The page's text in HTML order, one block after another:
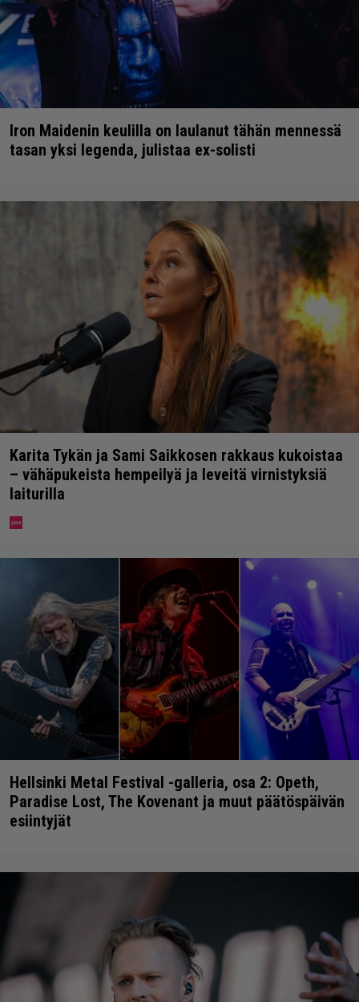
Iron Maidenin keulilla on laulanut tähän mennessä
tasan yksi legenda, julistaa ex-solisti
Karita Tykän ja Sami Saikkosen rakkaus kukoistaa
– vähäpukeista hempeilyä ja leveitä virnistyksiä
laiturilla
Hellsinki Metal Festival -galleria, osa 2: Opeth,
Paradise Lost, The Kovenant ja muut päätöspäivän
esiintyjät